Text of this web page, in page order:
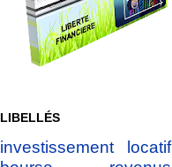
LIBELLÉS
investissement locatif